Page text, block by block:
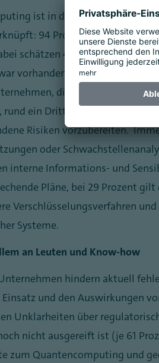
ist in der Wahrnehmung
94 Prozent sehen darin
schätzen 44 Prozent das
vorhanden, aber eher gering
die
rund ein Drittel (34 Prozent)
Risiken vorzubereiten.
oder
interne Informations- und
Pläne, bei 29 Prozent
Verschlüsselungsverfahren
Systeme.
an Leuten und Know-how
hindern aktuell
und den Auswirkungen
Unklarheiten über
nicht ausgereift ist (je 61
zum Quantencomputing und